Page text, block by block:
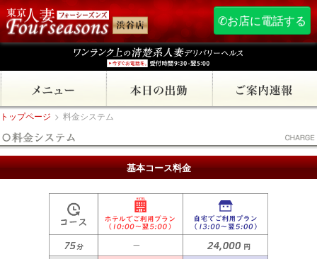
✆お店に電話する
トップページ > 料金システム
基本コース料金